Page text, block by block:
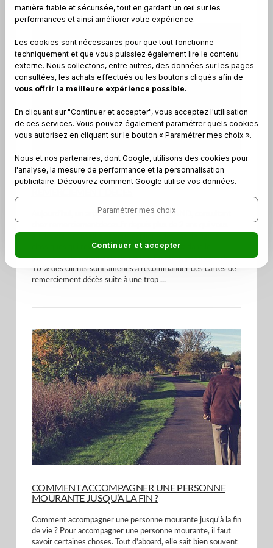
VIEW POST
VIEW POST
RECOMMANDER DES CARTES DE
Aujourd’hui, un article de M. Nicolas DURAND, consultant
chez remerciementdeces.fr depuis plus de 2 ans qui vous
classiques qui reviennent très régulièrement dans le
processus de commande de cartes. En effet, pas moins de
10 % des clients sont amenés à recommander des cartes de
remerciement décès suite à une trop ...
COMMENT ACCOMPAGNER UNE PERSONNE
MOURANTE JUSQU’A LA FIN ?
Comment accompagner une personne mourante jusqu'à la fin
de vie ? Pour accompagner une personne mourante, il faut
savoir certaines choses. Tout d'aboard, elle sait bien souvent
manière fiable et sécurisée, tout en gardant un œil sur les
performances et ainsi améliorer votre expérience.
Les cookies sont nécessaires pour que tout fonctionne
techniquement et que vous puissiez également lire le contenu
externe. Nous collectons, entre autres, des données sur les pages
consultées, les achats effectués ou les boutons cliqués afin de
vous offrir la meilleure expérience possible.
En cliquant sur "Continuer et accepter", vous acceptez l'utilisation
de ces services. Vous pouvez également paramétrer quels cookies
vous autorisez en cliquant sur le bouton « Paramétrer mes choix ».
Nous et nos partenaires, dont Google, utilisons des cookies pour
l'analyse, la mesure de performance et la personnalisation
publicitaire. Découvrez comment Google utilise vos données.
Paramétrer mes choix
Continuer et accepter